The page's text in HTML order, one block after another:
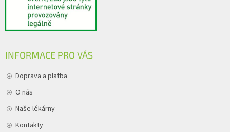
INFORMACE PRO VÁS
Doprava a platba
O nás
Naše lékárny
Kontakty